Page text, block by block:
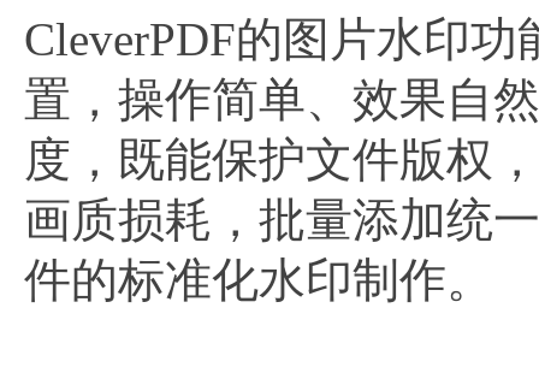
CleverPDF的图片水印
置，操作简单、效果自
度，既能保护文件版权
画质损耗，批量添加统
件的标准化水印制作。